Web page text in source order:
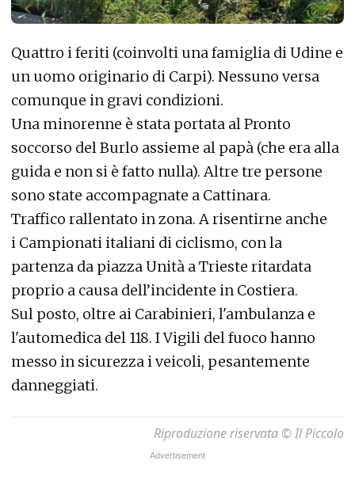
Quattro i feriti (coinvolti una famiglia di Udine e
un uomo originario di Carpi). Nessuno versa
comunque in gravi condizioni.
Una minorenne è stata portata al Pronto
soccorso del Burlo assieme al papà (che era alla
guida e non si è fatto nulla). Altre tre persone
sono state accompagnate a Cattinara.
Traffico rallentato in zona. A risentirne anche
i Campionati italiani di ciclismo, con la
partenza da piazza Unità a Trieste ritardata
proprio a causa dell’incidente in Costiera.
Sul posto, oltre ai Carabinieri, l'ambulanza e
l'automedica del 118. I Vigili del fuoco hanno
messo in sicurezza i veicoli, pesantemente
danneggiati.
Riproduzione riservata © Il Piccolo